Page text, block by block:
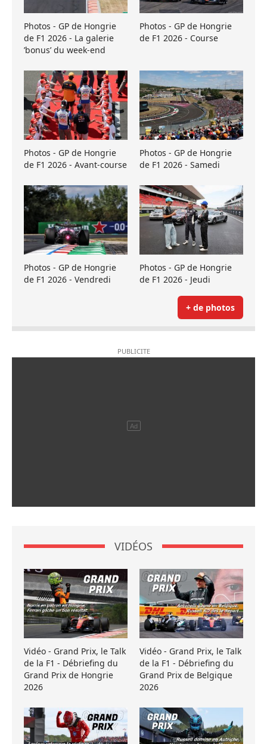
Photos - GP de Hongrie
de F1 2026 - La galerie
’bonus’ du week-end
Photos - GP de Hongrie
de F1 2026 - Course
Photos - GP de Hongrie
de F1 2026 - Avant-course
Photos - GP de Hongrie
de F1 2026 - Samedi
Photos - GP de Hongrie
de F1 2026 - Vendredi
Photos - GP de Hongrie
de F1 2026 - Jeudi
+ de photos
VIDÉOS
Vidéo - Grand Prix, le Talk
de la F1 - Débriefing du
Grand Prix de Hongrie
2026
Vidéo - Grand Prix, le Talk
de la F1 - Débriefing du
Grand Prix de Belgique
2026